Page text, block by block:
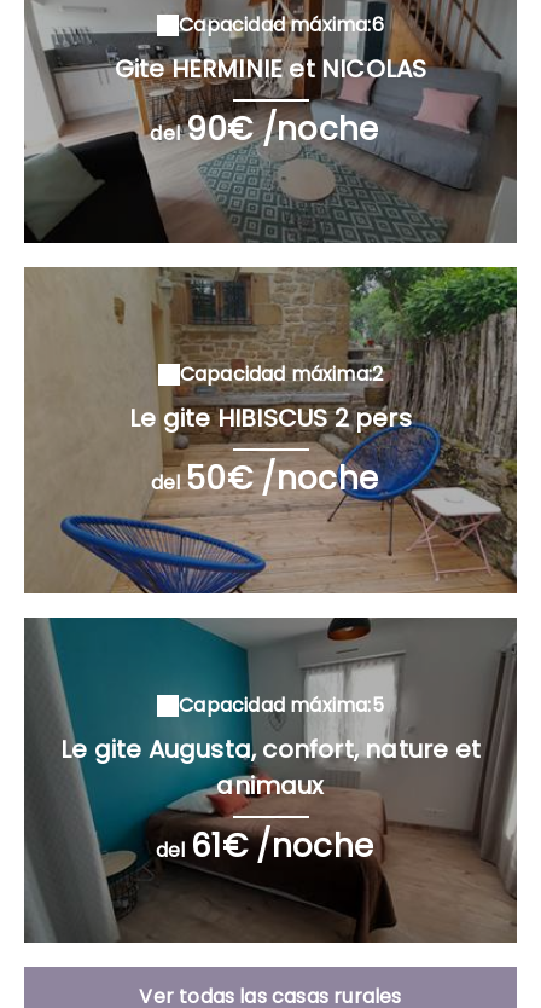
Capacidad máxima:6
Gite HERMINIE et NICOLAS
del90€ /noche
Capacidad máxima:2
Le gite HIBISCUS 2 pers
del50€ /noche
Capacidad máxima:5
Le gite Augusta, confort, nature et
animaux
del 61€ /noche
Ver todas las casas rurales